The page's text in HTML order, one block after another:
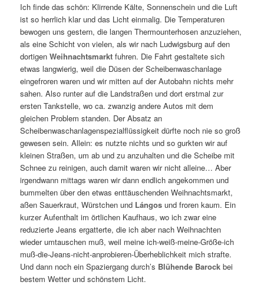
Ich finde das schön: Klirrende Kälte, Sonnenschein und die Luft
ist so herrlich klar und das Licht einmalig. Die Temperaturen
bewogen uns gestern, die langen Thermounterhosen anzuziehen,
als eine Schicht von vielen, als wir nach Ludwigsburg auf den
dortigenWeihnachtsmarkt fuhren. Die Fahrt gestaltete sich
etwas langwierig, weil die Düsen der Scheibenwaschanlage
eingefroren waren und wir mitten auf der Autobahn nichts mehr
sahen. Also runter auf die Landstraßen und dort erstmal zur
ersten Tankstelle, wo ca. zwanzig andere Autos mit dem
gleichen Problem standen. Der Absatz an
Scheibenwaschanlagenspezialflüssigkeit dürfte noch nie so groß
gewesen sein. Allein: es nutzte nichts und so gurkten wir auf
kleinen Straßen, um ab und zu anzuhalten und die Scheibe mit
Schnee zu reinigen, auch damit waren wir nicht alleine… Aber
irgendwann mittags waren wir dann endlich angekommen und
bummelten über den etwas enttäuschenden Weihnachtsmarkt,
aßen Sauerkraut, Würstchen und Lángos und froren kaum. Ein
kurzer Aufenthalt im örtlichen Kaufhaus, wo ich zwar eine
reduzierte Jeans ergatterte, die ich aber nach Weihnachten
wieder umtauschen muß, weil meine ich-weiß-meine-Größe-ich
muß-die-Jeans-nicht-anprobieren-Überheblichkeit mich strafte.
Und dann noch ein Spaziergang durch’s Blühende Barock bei
bestem Wetter und schönstem Licht.